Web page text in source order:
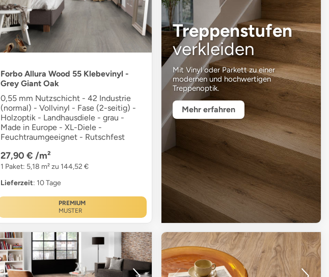
Forbo Allura Wood 55 Klebevinyl -
Grey Giant Oak
0,55 mm Nutzschicht - 42 Industrie
(normal) - Vollvinyl - Fase (2-seitig) -
Holzoptik - Landhausdiele - grau -
Made in Europe - XL-Diele -
Feuchtraumgeeignet - Rutschfest
27,90 € /m²
1 Paket: 5,18 m² zu 144,52 €
Lieferzeit: 10 Tage
PREMIUM
MUSTER
Treppenstufen
verkleiden
Mit Vinyl oder Parkett zu einer
modernen und hochwertigen
Treppenoptik.
Mehr erfahren